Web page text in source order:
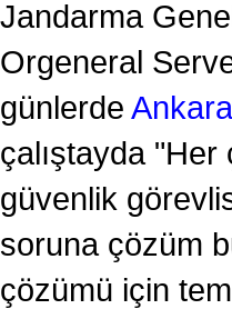
Jandarma
Orgeneral
günlerde Ankara
çalıştayda
güvenlik
soruna çözüm
çözümü için